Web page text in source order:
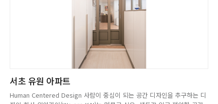
서초 유원 아파트
Human Centered Design 사람이 중심이 되는 공간 디자인을 추구하는 디